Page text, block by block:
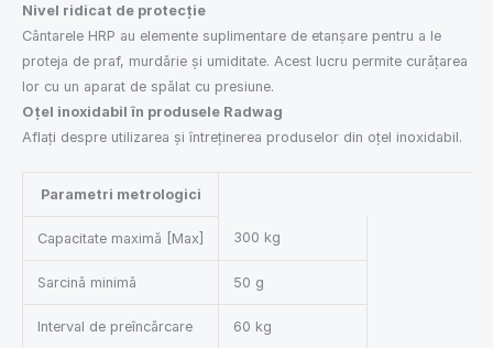
Nivel ridicat de protecție
Cântarele HRP au elemente suplimentare de etanșare pentru a le
proteja de praf, murdărie și umiditate. Acest lucru permite curățarea
lor cu un aparat de spălat cu presiune.
Oțel inoxidabil în produsele Radwag
Aflați despre utilizarea și întreținerea produselor din oțel inoxidabil.
Parametri metrologici
Capacitate maximă [Max] 300 kg
Sarcină minimă 50 g
Interval de preîncărcare 60 kg